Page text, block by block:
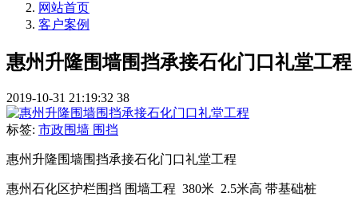
网站首页
客户案例
惠州升隆围墙围挡承接石化门口礼堂工程
2019-10-31 21:19:32 38
标签: 市政围墙 围挡
惠州升隆围墙围挡承接石化门口礼堂工程
惠州石化区护栏围挡 围墙工程 380米 2.5米高 带基础桩